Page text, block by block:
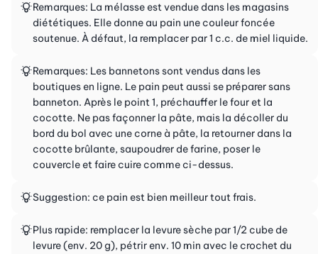
Remarques: La mélasse est vendue dans les magasins
diététiques. Elle donne au pain une couleur foncée
soutenue. À défaut, la remplacer par 1 c.c. de miel liquide.
Remarques: Les bannetons sont vendus dans les
boutiques en ligne. Le pain peut aussi se préparer sans
banneton. Après le point 1, préchauffer le four et la
cocotte. Ne pas façonner la pâte, mais la décoller du
bord du bol avec une corne à pâte, la retourner dans la
cocotte brûlante, saupoudrer de farine, poser le
couvercle et faire cuire comme ci-dessus.
Suggestion: ce pain est bien meilleur tout frais.
Plus rapide: remplacer la levure sèche par 1/2 cube de
levure (env. 20 g), pétrir env. 10 min avec le crochet du